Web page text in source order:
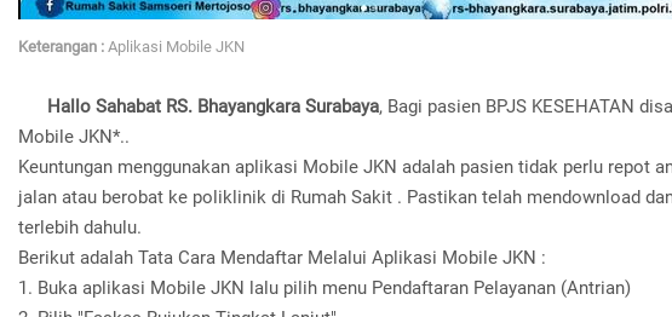
Keterangan : Aplikasi Mobile JKN
Hallo Sahabat RS. Bhayangkara Surabaya, Bagi pasien BPJS KESEHATAN
Mobile JKN*..
Keuntungan menggunakan aplikasi Mobile JKN adalah pasien tidak perlu repot
jalan atau berobat ke poliklinik di Rumah Sakit . Pastikan telah mendownload
terlebih dahulu.
Berikut adalah Tata Cara Mendaftar Melalui Aplikasi Mobile JKN :
1. Buka aplikasi Mobile JKN lalu pilih menu Pendaftaran Pelayanan (Antrian)